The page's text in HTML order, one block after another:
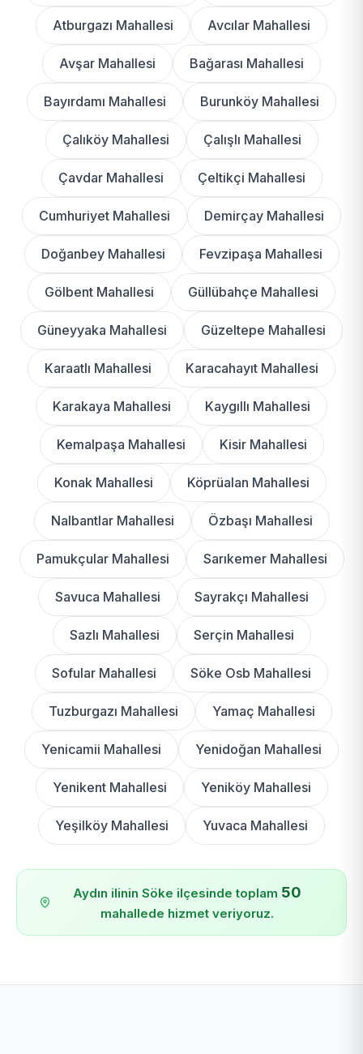
Atburgazı Mahallesi Avcılar Mahallesi
Avşar Mahallesi Bağarası Mahallesi
Bayırdamı Mahallesi Burunköy Mahallesi
Çalıköy Mahallesi Çalışlı Mahallesi
Çavdar Mahallesi Çeltikçi Mahallesi
Cumhuriyet Mahallesi Demirçay Mahallesi
Doğanbey Mahallesi Fevzipaşa Mahallesi
Gölbent Mahallesi Güllübahçe Mahallesi
Güneyyaka Mahallesi Güzeltepe Mahallesi
Karaatlı Mahallesi Karacahayıt Mahallesi
Karakaya Mahallesi Kaygıllı Mahallesi
Kemalpaşa Mahallesi Kisir Mahallesi
Konak Mahallesi Köprüalan Mahallesi
Nalbantlar Mahallesi Özbaşı Mahallesi
Pamukçular Mahallesi Sarıkemer Mahallesi
Savuca Mahallesi Sayrakçı Mahallesi
Sazlı Mahallesi Serçin Mahallesi
Sofular Mahallesi Söke Osb Mahallesi
Tuzburgazı Mahallesi Yamaç Mahallesi
Yenicamii Mahallesi Yenidoğan Mahallesi
Yenikent Mahallesi Yeniköy Mahallesi
Yeşilköy Mahallesi Yuvaca Mahallesi
Aydın ilinin Söke ilçesinde toplam 50
mahallede hizmet veriyoruz.